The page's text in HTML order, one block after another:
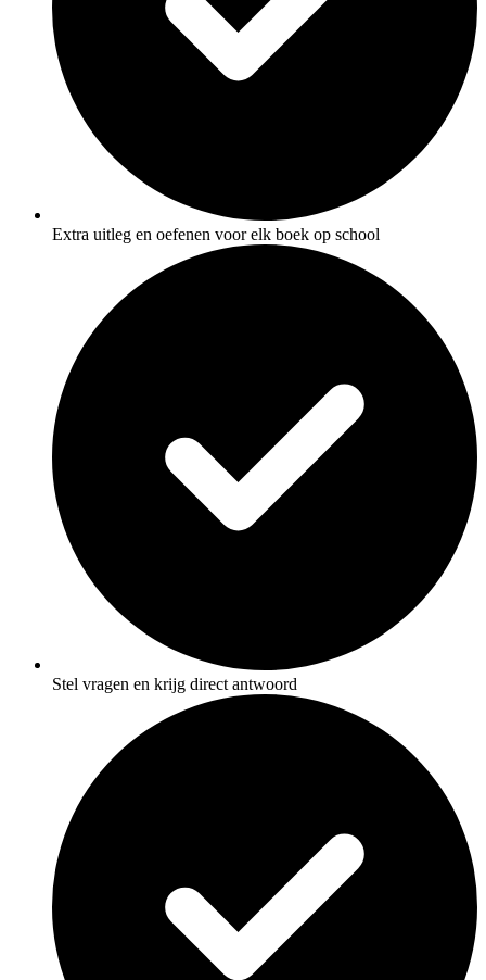
Extra uitleg en oefenen voor elk boek op school
Stel vragen en krijg direct antwoord